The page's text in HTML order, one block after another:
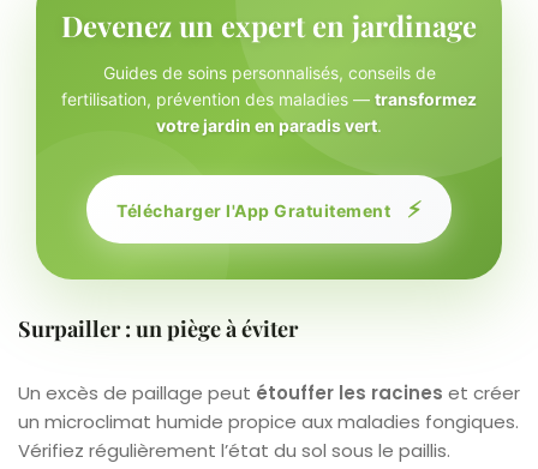
Devenez un expert en jardinage
Guides de soins personnalisés, conseils de
fertilisation, prévention des maladies — transformez
votre jardin en paradis vert.
Télécharger l'App Gratuitement ⚡
Surpailler : un piège à éviter
Un excès de paillage peut étouffer les racines et créer
un microclimat humide propice aux maladies fongiques.
Vérifiez régulièrement l’état du sol sous le paillis.